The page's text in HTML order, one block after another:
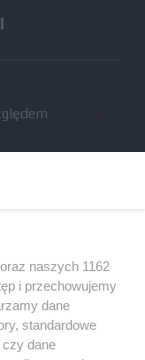
się
duże
naszych 1162
i przechowujemy
dane
standardowe
czy dane